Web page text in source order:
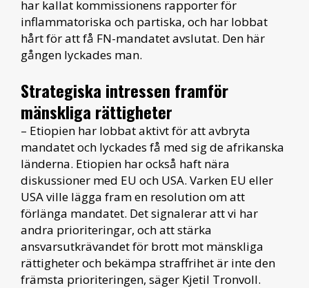
har kallat kommissionens rapporter för
inflammatoriska och partiska, och har lobbat
hårt för att få FN-mandatet avslutat. Den här
gången lyckades man.
Strategiska intressen framför
mänskliga rättigheter
– Etiopien har lobbat aktivt för att avbryta
mandatet och lyckades få med sig de afrikanska
länderna. Etiopien har också haft nära
diskussioner med EU och USA. Varken EU eller
USA ville lägga fram en resolution om att
förlänga mandatet. Det signalerar att vi har
andra prioriteringar, och att stärka
ansvarsutkrävandet för brott mot mänskliga
rättigheter och bekämpa straffrihet är inte den
främsta prioriteringen, säger Kjetil Tronvoll.